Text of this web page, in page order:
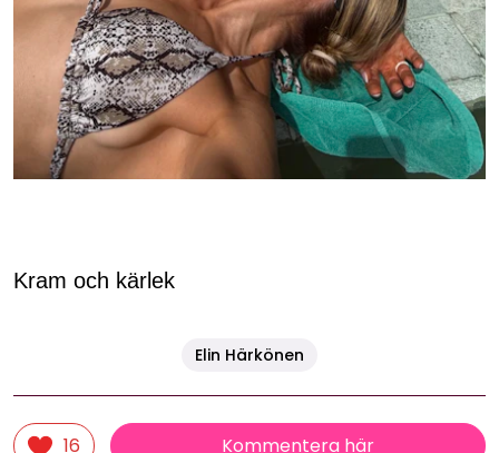
Kram och kärlek
Elin Härkönen
16 Kommentera här